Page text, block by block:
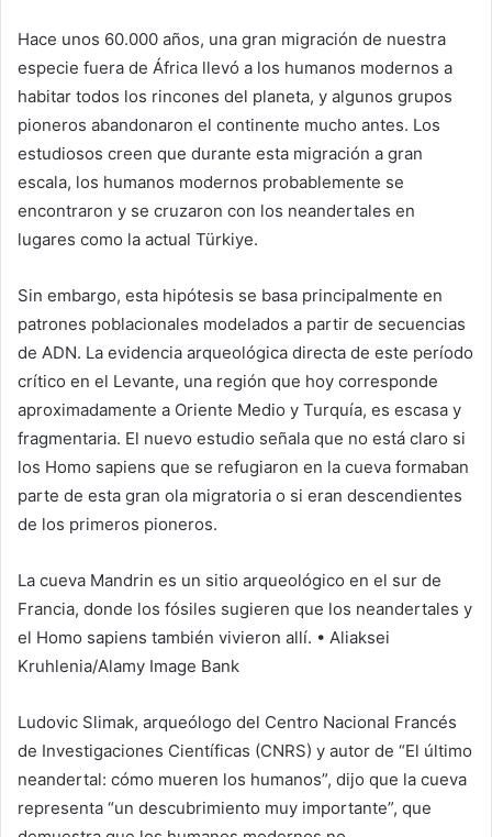
Hace unos 60.000 años, una gran migración de nuestra
especie fuera de África llevó a los humanos modernos a
habitar todos los rincones del planeta, y algunos grupos
pioneros abandonaron el continente mucho antes. Los
estudiosos creen que durante esta migración a gran
escala, los humanos modernos probablemente se
encontraron y se cruzaron con los neandertales en
lugares como la actual Türkiye.
Sin embargo, esta hipótesis se basa principalmente en
patrones poblacionales modelados a partir de secuencias
de ADN. La evidencia arqueológica directa de este período
crítico en el Levante, una región que hoy corresponde
aproximadamente a Oriente Medio y Turquía, es escasa y
fragmentaria. El nuevo estudio señala que no está claro si
los Homo sapiens que se refugiaron en la cueva formaban
parte de esta gran ola migratoria o si eran descendientes
de los primeros pioneros.
La cueva Mandrin es un sitio arqueológico en el sur de
Francia, donde los fósiles sugieren que los neandertales y
el Homo sapiens también vivieron allí. • Aliaksei
Kruhlenia/Alamy Image Bank
Ludovic Slimak, arqueólogo del Centro Nacional Francés
de Investigaciones Científicas (CNRS) y autor de “El último
neandertal: cómo mueren los humanos”, dijo que la cueva
representa “un descubrimiento muy importante”, que